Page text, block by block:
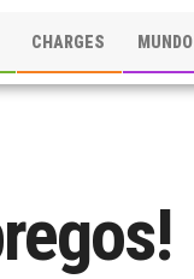
CHARGES MUNDO